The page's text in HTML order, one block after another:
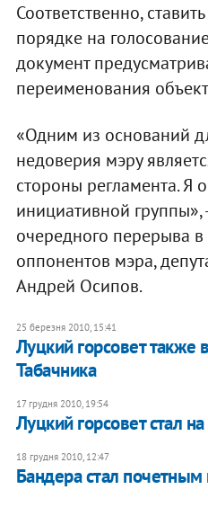
Соответственно,
порядке на
документ
переименования
«Одним из оснований
недоверия мэру
стороны регламента. Я
инициативной группы»,
очередного перерыва
оппонентов мэра,
Андрей Осипов.
25 березня 2010, 15:41
Луцкий горсовет также
Табачника
17 грудня 2010, 19:54
Луцкий горсовет стал
18 грудня 2010, 12:47
Бандера стал